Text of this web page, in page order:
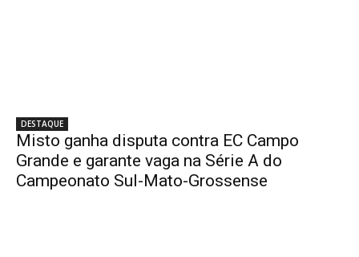
DESTAQUE
Misto ganha disputa contra EC Campo
Grande e garante vaga na Série A do
Campeonato Sul-Mato-Grossense